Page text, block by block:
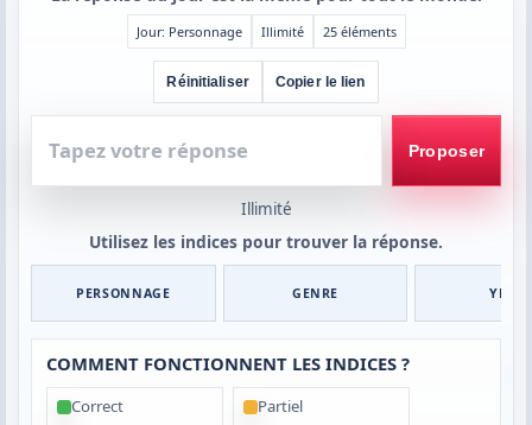
Jour: Personnage Illimité 25 éléments
Réinitialiser Copier le lien
votre
réponse
Proposer
Illimité
Utilisez les indices pour trouver la réponse.
PERSONNAGE GENRE YEUX
COMMENT FONCTIONNENT LES INDICES ?
Correct Partiel